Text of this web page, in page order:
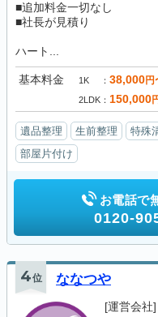
■追加料金一切なし
■社長が見積り
ハート...
基本料金 1K 38,000円
2LDK 150,000
遺品整理 生前整理 特殊
部屋片付け
お電話で
0120-
4位 ななつや
[運営会社]